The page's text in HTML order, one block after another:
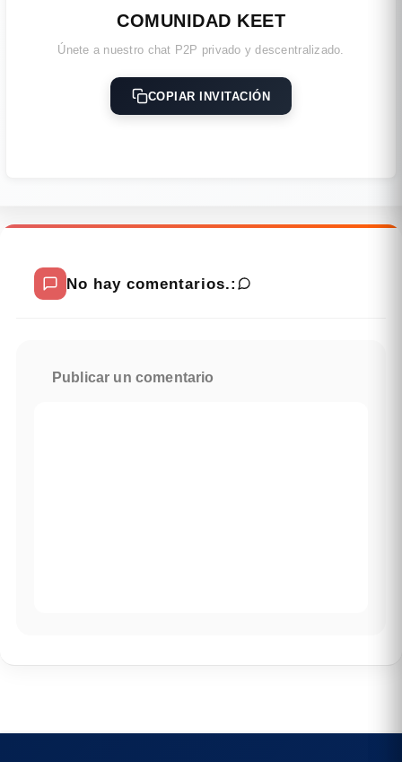
COMUNIDAD KEET
Únete a nuestro chat P2P privado y descentralizado.
COPIAR INVITACIÓN
No hay comentarios.:
Publicar un comentario